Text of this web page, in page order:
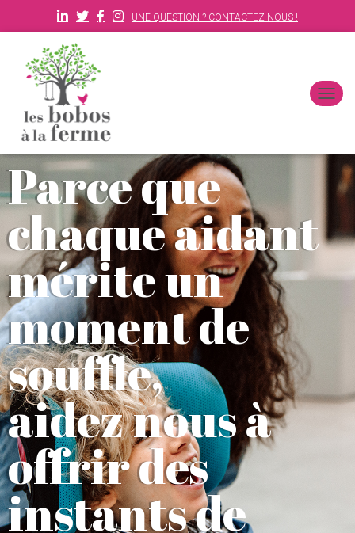
UNE QUESTION ? CONTACTEZ-NOUS !
D
N
Parce que
chaque aidant
mérite un
moment de
souffle,
aidez nous à
offrir des
instants de